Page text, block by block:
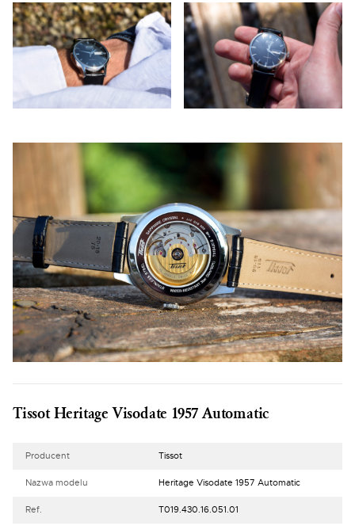
Tissot Heritage Visodate 1957 Automatic
Producent Tissot
Nazwa modelu Heritage Visodate 1957 Automatic
Ref. T019.430.16.051.01